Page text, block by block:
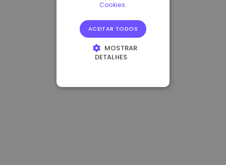
Cookies.
ACEITAR TODOS
MOSTRAR
DETALHES